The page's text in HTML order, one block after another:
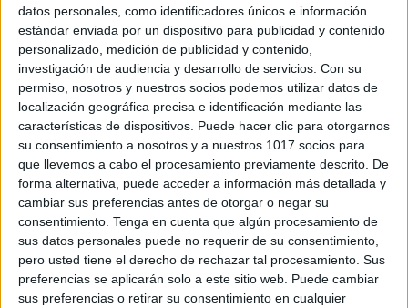
datos personales, como identificadores únicos e información
estándar enviada por un dispositivo para publicidad y contenido
personalizado, medición de publicidad y contenido,
investigación de audiencia y desarrollo de servicios. Con su
permiso, nosotros y nuestros socios podemos utilizar datos de
localización geográfica precisa e identificación mediante las
características de dispositivos. Puede hacer clic para otorgarnos
su consentimiento a nosotros y a nuestros 1017 socios para
que llevemos a cabo el procesamiento previamente descrito. De
forma alternativa, puede acceder a información más detallada y
cambiar sus preferencias antes de otorgar o negar su
consentimiento. Tenga en cuenta que algún procesamiento de
sus datos personales puede no requerir de su consentimiento,
pero usted tiene el derecho de rechazar tal procesamiento. Sus
preferencias se aplicarán solo a este sitio web. Puede cambiar
sus preferencias o retirar su consentimiento en cualquier
Percepción visual Coloridas fichas de
atención Busca y encuentra objetos
Publicado el 6 febrero, 2025
La atención y la concentración son habilidades
esenciales en el desarrollo infantil, y una forma
divertida de trabajarlas es a través de actividades
visuales. Por eso, hemos creado estas coloridas […]
SEGUIR LEYENDO